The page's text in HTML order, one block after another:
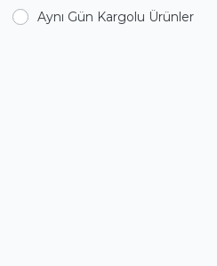
Aynı Gün Kargolu Ürünler